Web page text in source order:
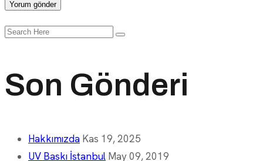
Search
Son Gönderi
Hakkımızda Kas 19, 2025
UV Baskı İstanbul May 09, 2019